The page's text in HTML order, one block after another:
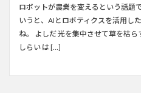
ロボットが農業を変えるという話題
いうと、AIとロボティクスを活用し
ね。 よしだ 光を集中させて草を枯ら
しらい は […]